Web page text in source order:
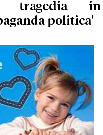
tragedia in
politica'